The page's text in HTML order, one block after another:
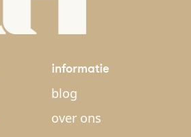
informatie
blog
over ons